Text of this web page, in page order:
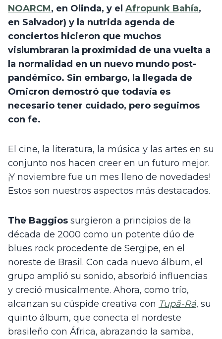
NOARCM, en Olinda, y el Afropunk Bahía,
en Salvador) y la nutrida agenda de
conciertos hicieron que muchos
vislumbraran la proximidad de una vuelta a
la normalidad en un nuevo mundo post-
pandémico. Sin embargo, la llegada de
Omicron demostró que todavía es
necesario tener cuidado, pero seguimos
con fe.
El cine, la literatura, la música y las artes en su
conjunto nos hacen creer en un futuro mejor.
¡Y noviembre fue un mes lleno de novedades!
Estos son nuestros aspectos más destacados.
The Baggios surgieron a principios de la
década de 2000 como un potente dúo de
blues rock procedente de Sergipe, en el
noreste de Brasil. Con cada nuevo álbum, el
grupo amplió su sonido, absorbió influencias
y creció musicalmente. Ahora, como trío,
alcanzan su cúspide creativa con Tupã-Rá, su
quinto álbum, que conecta el nordeste
brasileño con África, abrazando la samba,